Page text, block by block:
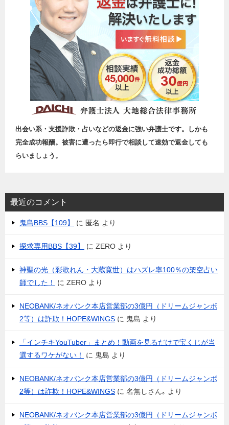
出会い系・支援詐欺・占いなどの返金に強い弁護士です。しかも
完全成功報酬。被害に遭ったら即行で相談して速効で返金しても
らいましょう。
最近のコメント
鬼島BBS【109】 に 匿名 より
探求専用BBS【39】 に ZERO より
神聖の光（彩歌れん・大蔵寛世）はハズレ率100％の架空占い
師でした！
に ZERO より
NEOBANK/ネオバンク本店営業部の3億円（ドリームジャンボ
2等）は詐欺！HOPE&WINGS に 鬼島 より
「インチキYouTuber」まとめ！動画を見るだけで宝くじが当
選するワケがない！
に 鬼島 より
NEOBANK/ネオバンク本店営業部の3億円（ドリームジャンボ
2等）は詐欺！HOPE&WINGS に 名無しさん｡ より
NEOBANK/ネオバンク本店営業部の3億円（ドリームジャンボ